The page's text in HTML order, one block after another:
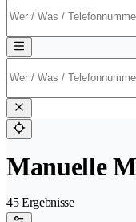
Manuelle
45 Ergebnisse